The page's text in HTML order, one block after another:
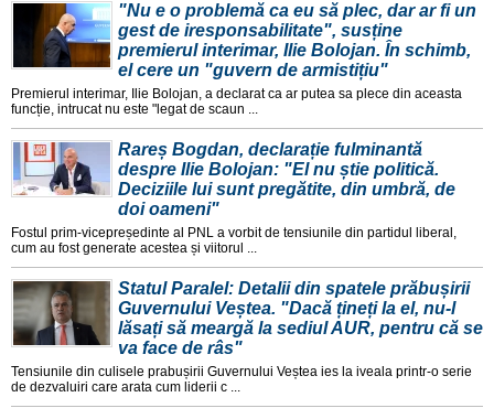
"Nu e o problemă ca eu să plec, dar ar fi un
gest de iresponsabilitate", susține
premierul interimar, Ilie Bolojan. În schimb,
el cere un "guvern de armistițiu"
Premierul interimar, Ilie Bolojan, a declarat ca ar putea sa plece din aceasta
funcție, intrucat nu este "legat de scaun ...
Rareș Bogdan, declarație fulminantă
despre Ilie Bolojan: "El nu știe politică.
Deciziile lui sunt pregătite, din umbră, de
doi oameni"
Fostul prim-vicepreședinte al PNL a vorbit de tensiunile din partidul liberal,
cum au fost generate acestea și viitorul ...
Statul Paralel: Detalii din spatele prăbușirii
Guvernului Veștea. "Dacă țineți la el, nu-l
lăsați să meargă la sediul AUR, pentru că se
va face de râs"
Tensiunile din culisele prabușirii Guvernului Veștea ies la iveala printr-o serie
de dezvaluiri care arata cum liderii c ...